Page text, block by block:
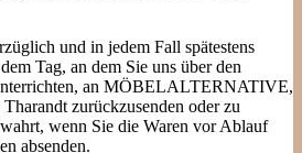
und in jedem Fall spätestens
Tag, an dem Sie uns über den
an MÖBELALTERNATIVE,
zurückzusenden oder zu
wenn Sie die Waren vor Ablauf
absenden.